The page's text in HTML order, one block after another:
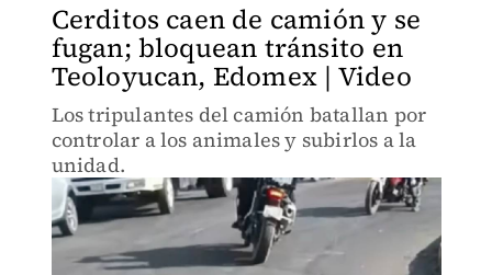
Cerditos caen de camión y se
fugan; bloquean tránsito en
Teoloyucan, Edomex | Video
Los tripulantes del camión batallan por
controlar a los animales y subirlos a la
unidad.